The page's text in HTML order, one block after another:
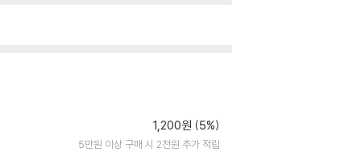
1,200원 (5%)
5만원 이상 구매 시 2천원 추가 적립